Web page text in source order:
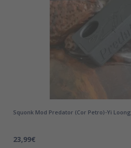
Squonk Mod Predator (Cor Petro)-Yi Loong
23,99€